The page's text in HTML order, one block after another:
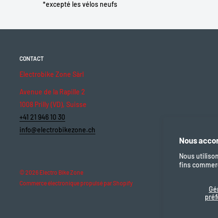
Nous
Nous
fins
et de réglages selon vos besoins.
• Pneus Maxxis Overdrive Excel, 700x40C, wire, reflective
• Jantes MERIDA COMP TK, 20 IWR, 17 HRI, MAT aluminium
• Direction MERIDA M2346 Neck
*excepté les vélos neufs
CONTACT
Electrobike Zone Sàrl
Avenue de la Rapille 2
1008 Prilly (VD), Suisse
+41 21 946 10 30
info@electrobikezone.ch
© 2026 Electro Bike Zone
Commerce électronique propulsé par Shopify